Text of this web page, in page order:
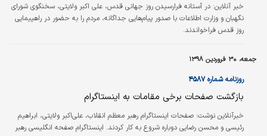
خبر آنلاین: در آستانه فرارسیدن روز جهانی قدس، علی اکبر ولایتی، سخنگوی شورای
نگهبان و وزارت اطلاعات با صدور پیام‌هایی جداگانه، مردم را به حضور در راهپیمایی
روز قدس فراخواندند.
جمعه، ۳۰ فروردین ۱۳۹۸
روزنامه شماره ۴۵۸۷
بازگشت صفحات برخی مقامات به اینستاگرام
خبرآنلاین نوشت: صفحات اینستاگرام رهبر معظم انقلاب، علی‌اکبر ولایتی، ابراهیم
رئیسی و محسن رضایی دوباره شروع به کار کردند. اینستاگرام صفحه انگلیسی رهبر